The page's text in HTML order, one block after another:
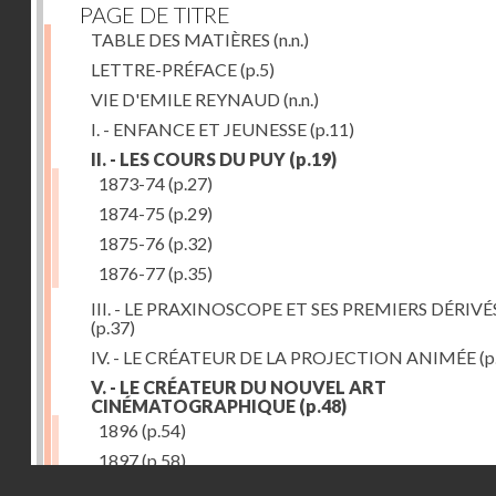
PAGE DE TITRE
TABLE DES MATIÈRES (n.n.)
LETTRE-PRÉFACE(p.5)
VIE D'EMILE REYNAUD (n.n.)
I. - ENFANCE ET JEUNESSE(p.11)
II. - LES COURS DU PUY (p.19)
1873-74(p.27)
1874-75 (p.29)
1875-76 (p.32)
1876-77(p.35)
III. - LE PRAXINOSCOPE ET SES PREMIERS
(p.37)
IV. - LE CRÉATEUR DE LA PROJECTION ANIMÉE
V. - LE CRÉATEUR DU NOUVEL ART
CINÉMATOGRAPHIQUE (p.48)
1896 (p.54)
1897(p.58)